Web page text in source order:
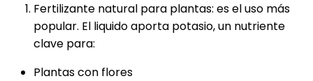
Fertilizante natural para plantas: es el uso más
popular. El liquido aporta potasio, un nutriente
clave para:
Plantas con flores